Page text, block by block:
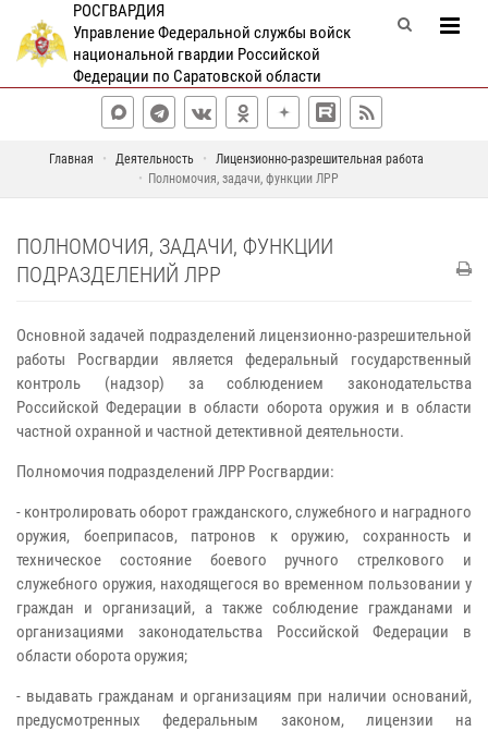
РОСГВАРДИЯ
Управление Федеральной службы войск
национальной гвардии Российской
Федерации по Саратовской области
Главная Деятельность
Лицензионно-разрешительная работа
Полномочия, задачи, функции ЛРР
ПОЛНОМОЧИЯ, ЗАДАЧИ, ФУНКЦИИ
ПОДРАЗДЕЛЕНИЙ ЛРР
Основной задачей подразделений лицензионно-разрешительной
работы Росгвардии является федеральный государственный
контроль (надзор) за соблюдением законодательства
Российской Федерации в области оборота оружия и в области
частной охранной и частной детективной деятельности.
Полномочия подразделений ЛРР Росгвардии:
- контролировать оборот гражданского, служебного и наградного
оружия, боеприпасов, патронов к оружию, сохранность и
техническое состояние боевого ручного стрелкового и
служебного оружия, находящегося во временном пользовании у
граждан и организаций, а также соблюдение гражданами и
организациями законодательства Российской Федерации в
области оборота оружия;
- выдавать гражданам и организациям при наличии оснований,
предусмотренных федеральным законом, лицензии на